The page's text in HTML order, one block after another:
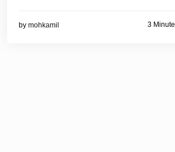
by mohkamil 3 Minute